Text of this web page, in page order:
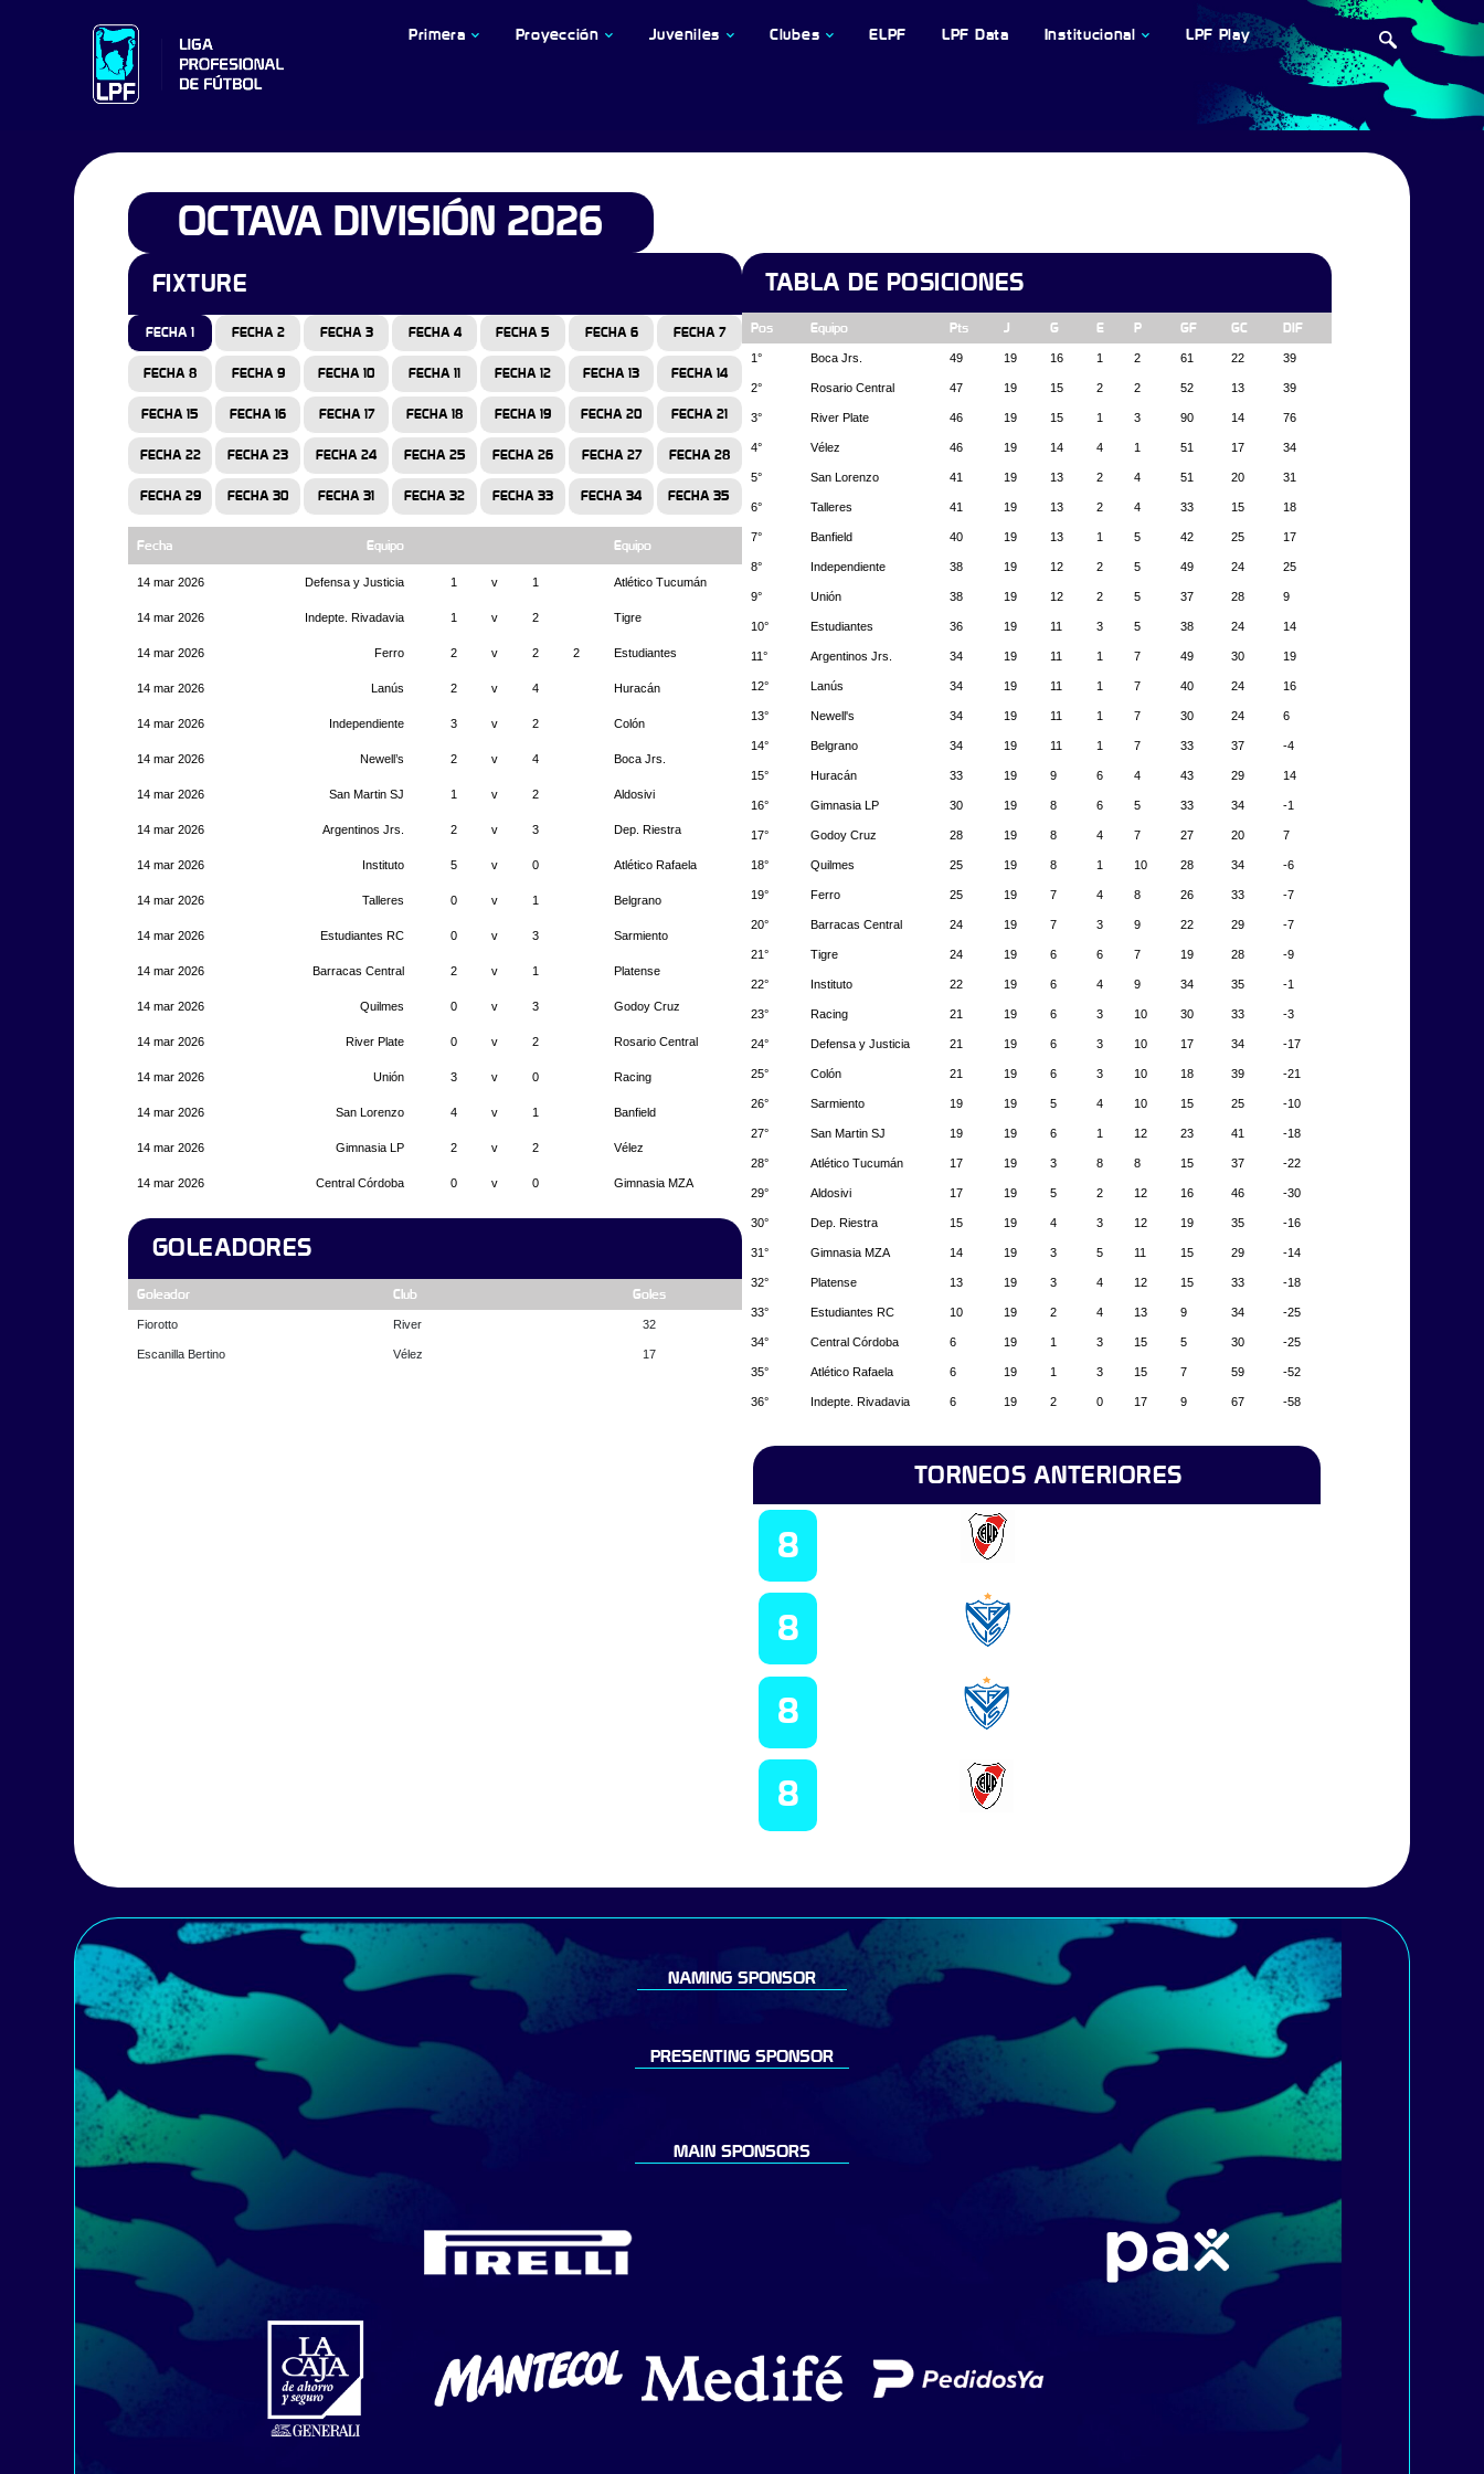
Primera Proyección Juveniles Clubes ELPF LPF Data Institucional LPF Play
OCTAVA DIVISIÓN 2026
FIXTURE
FECHA 1 FECHA 2 FECHA 3 FECHA 4 FECHA 5 FECHA 6 FECHA 7
FECHA 8 FECHA 9 FECHA 10 FECHA 11 FECHA 12 FECHA 13 FECHA 14
FECHA 15 FECHA 16 FECHA 17 FECHA 18 FECHA 19 FECHA 20 FECHA 21
FECHA 22 FECHA 23 FECHA 24 FECHA 25 FECHA 26 FECHA 27 FECHA 28
FECHA 29 FECHA 30 FECHA 31 FECHA 32 FECHA 33 FECHA 34 FECHA 35
Fecha Equipo Equipo
14 mar 2026 Defensa y Justicia 1 v 1 Atlético Tucumán
14 mar 2026 Indepte. Rivadavia 1 v 2 Tigre
14 mar 2026 Ferro 2 v 2 2 Estudiantes
14 mar 2026 Lanús 2 v 4 Huracán
14 mar 2026 Independiente 3 v 2 Colón
14 mar 2026 Newell’s 2 v 4 Boca Jrs.
14 mar 2026 San Martin SJ 1 v 2 Aldosivi
14 mar 2026 Argentinos Jrs. 2 v 3 Dep. Riestra
14 mar 2026 Instituto 5 v 0 Atlético Rafaela
14 mar 2026 Talleres 0 v 1 Belgrano
14 mar 2026 Estudiantes RC 0 v 3 Sarmiento
14 mar 2026 Barracas Central 2 v 1 Platense
14 mar 2026 Quilmes 0 v 3 Godoy Cruz
14 mar 2026 River Plate 0 v 2 Rosario Central
14 mar 2026 Unión 3 v 0 Racing
14 mar 2026 San Lorenzo 4 v 1 Banfield
14 mar 2026 Gimnasia LP 2 v 2 Vélez
14 mar 2026 Central Córdoba 0 v 0 Gimnasia MZA
GOLEADORES
Goleador Club Goles
Fiorotto River 32
Escanilla Bertino Vélez 17
TABLA DE POSICIONES
Pos Equipo Pts J G E P GF GC DIF
1° Boca Jrs. 49 19 16 1 2 61 22 39
2° Rosario Central 47 19 15 2 2 52 13 39
3° River Plate 46 19 15 1 3 90 14 76
4° Vélez 46 19 14 4 1 51 17 34
5° San Lorenzo 41 19 13 2 4 51 20 31
6° Talleres 41 19 13 2 4 33 15 18
7° Banfield 40 19 13 1 5 42 25 17
8° Independiente 38 19 12 2 5 49 24 25
9° Unión 38 19 12 2 5 37 28 9
10° Estudiantes 36 19 11 3 5 38 24 14
11° Argentinos Jrs. 34 19 11 1 7 49 30 19
12° Lanús 34 19 11 1 7 40 24 16
13° Newell's 34 19 11 1 7 30 24 6
14° Belgrano 34 19 11 1 7 33 37 -4
15° Huracán 33 19 9 6 4 43 29 14
16° Gimnasia LP 30 19 8 6 5 33 34 -1
17° Godoy Cruz 28 19 8 4 7 27 20 7
18° Quilmes 25 19 8 1 10 28 34 -6
19° Ferro 25 19 7 4 8 26 33 -7
20° Barracas Central 24 19 7 3 9 22 29 -7
21° Tigre 24 19 6 6 7 19 28 -9
22° Instituto 22 19 6 4 9 34 35 -1
23° Racing 21 19 6 3 10 30 33 -3
24° Defensa y Justicia 21 19 6 3 10 17 34 -17
25° Colón 21 19 6 3 10 18 39 -21
26° Sarmiento 19 19 5 4 10 15 25 -10
27° San Martin SJ 19 19 6 1 12 23 41 -18
28° Atlético Tucumán 17 19 3 8 8 15 37 -22
29° Aldosivi 17 19 5 2 12 16 46 -30
30° Dep. Riestra 15 19 4 3 12 19 35 -16
31° Gimnasia MZA 14 19 3 5 11 15 29 -14
32° Platense 13 19 3 4 12 15 33 -18
33° Estudiantes RC 10 19 2 4 13 9 34 -25
34° Central Córdoba 6 19 1 3 15 5 30 -25
35° Atlético Rafaela 6 19 1 3 15 7 59 -52
36° Indepte. Rivadavia 6 19 2 0 17 9 67 -58
TORNEOS ANTERIORES
8
8
8
8
NAMING SPONSOR
PRESENTING SPONSOR
MAIN SPONSORS